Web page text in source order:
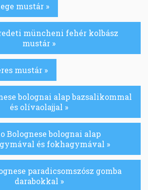
mustár »
müncheni fehér kolbász
mustár »
mustár »
bolognai alap bazsalikommal
és olívaolajjal »
Bolognese bolognai alap
és fokhagymával »
paradicsomszósz gomba
darabokkal »